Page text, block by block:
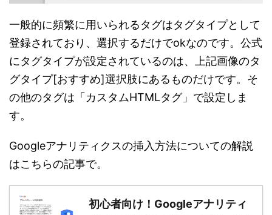
一般的に頻繁に用いられるタグはタグタイプとして
登録されており、選択するだけでokなのです。公式
にタグタイプが設定されているのは、上記画像のタ
グタイプ[おすすめ]選択肢にあるものだけです。そ
の他のタグは「カスタムHTMLタグ」で設定しま
す。
Googleアナリティクスの挿入方法についての解説
はこちらの記事で。
初心者向け！Googleアナリティ